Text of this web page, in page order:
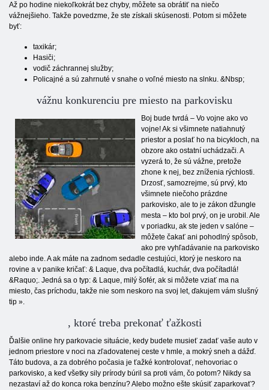
Až po hodine niekoľkokrát bez chyby, môžete sa obrátiť na niečo
vážnejšieho. Takže povedzme, že ste získali skúsenosti. Potom si môžete
byť:
taxikár;
Hasiči;
vodič záchrannej služby;
Policajné a sú zahrnuté v snahe o voľné miesto na slnku. &Nbsp;
vážnu konkurenciu pre miesto na parkovisku
Boj bude tvrdá – Vo vojne ako vo
vojne! Ak si všimnete natiahnutý
priestor a poslať ho na bicykloch, na
obzore ako ostatní uchádzači. A
vyzerá to, že sú vážne, pretože
zhone k nej, bez zníženia rýchlosti.
Drzosť, samozrejme, sú prvý, kto
všimnete niečoho prázdne
parkovisko, ale to je zákon džungle
mesta – kto bol prvý, on je urobil. Ale
v poriadku, ak ste jeden v salóne –
môžete čakať ani pohodlný spôsob,
ako pre vyhľadávanie na parkovisko
alebo inde. A ak máte na zadnom sedadle cestujúci, ktorý je neskoro na
rovine a v panike kričať: & Laque, dva počítadlá, kuchár, dva počítadlá!
&Raquo;. Jedná sa o typ: & Laque, milý šofér, ak si môžete vziať ma na
miesto, čas príchodu, takže nie som neskoro na svoj let, ďakujem vám slušný
tip ».
, ktoré treba prekonať ťažkosti
Ďalšie online hry parkovacie situácie, kedy budete musieť zadať vaše auto v
jednom priestore v noci na zľadovatenej ceste v hmle, a mokrý sneh a dážď.
Táto budova, a za dobrého počasia je ťažké kontrolovať, nehovoriac o
parkovisko, a keď všetky sily prírody búril sa proti vám, čo potom? Nikdy sa
nezastaví až do konca roka benzínu? Alebo možno ešte skúsiť zaparkovať?